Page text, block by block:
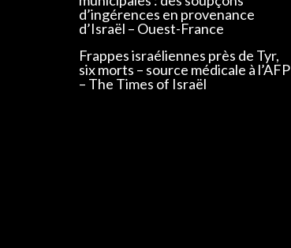
d’ingérences en provenance
d’Israël – Ouest-France
Frappes israéliennes près de Tyr,
six morts – source médicale à l’AFP
– The Times of Israël